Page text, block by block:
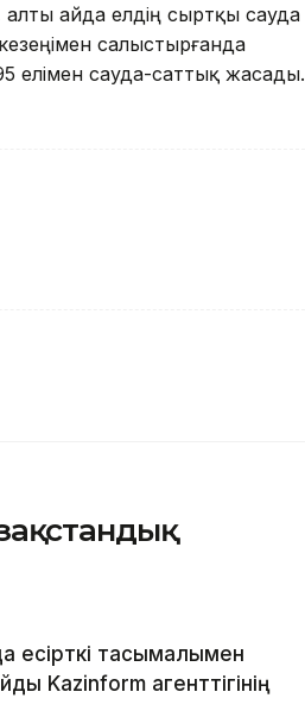
алты айда елдің сыртқы сауда
салыстырғанда
елімен сауда-саттық жасады.
есірткі тасымалымен
Kazinform агенттігінің